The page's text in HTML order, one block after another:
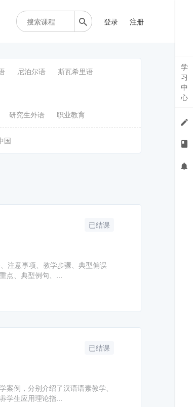
登录 注册
尼泊尔语
斯瓦希里语
研究生外语 职业教育
国
已结课
注意事项、教学步骤、典型偏误
点、典型例句、...
已结课
例，分别介绍了汉语语素教学、
学生应用理论指...
学
习
中
心